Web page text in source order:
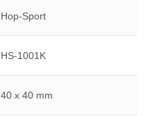
Hop-Sport
HS-1001K
40 x 40 mm